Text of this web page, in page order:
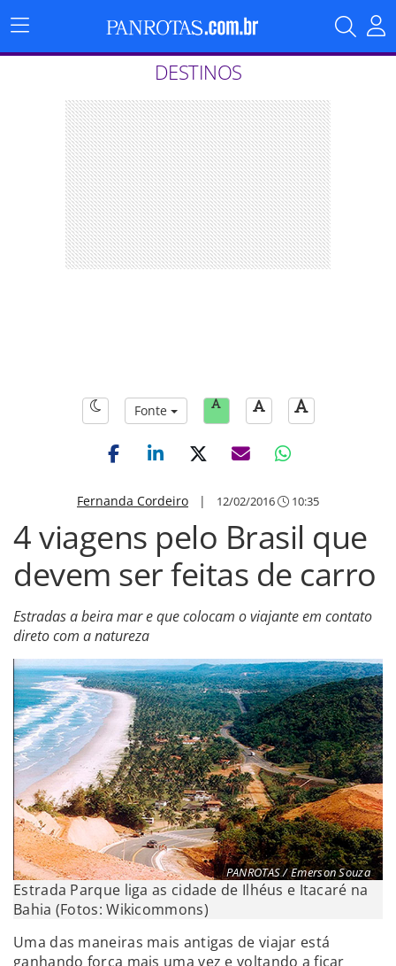
Menu
Principal
DESTINOS
Fonte
Fernanda Cordeiro | 12/02/2016 10:35
4 viagens pelo Brasil que
devem ser feitas de carro
Estradas a beira mar e que colocam o viajante em contato
direto com a natureza
PANROTAS / Emerson Souza
Estrada Parque liga as cidade de Ilhéus e Itacaré na
Bahia (Fotos: Wikicommons)
Uma das maneiras mais antigas de viajar está
ganhando força mais uma vez e voltando a ficar